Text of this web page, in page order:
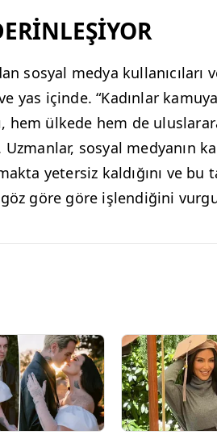
sosyal medya kullanıcıları
yas içinde. “Kadınlar
hem ülkede hem de
sosyal medyanın
yetersiz kaldığını ve bu
göre göre işlendiğini